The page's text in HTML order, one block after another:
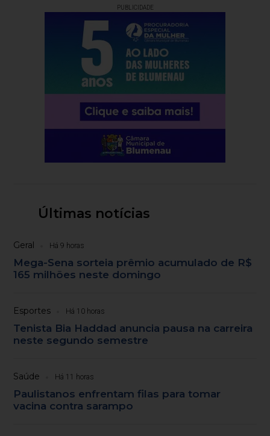
PUBLICIDADE
Últimas notícias
Geral Há 9 horas
Mega-Sena sorteia prêmio acumulado de R$
165 milhões neste domingo
Esportes Há 10 horas
Tenista Bia Haddad anuncia pausa na carreira
neste segundo semestre
Saúde Há 11 horas
Paulistanos enfrentam filas para tomar
vacina contra sarampo